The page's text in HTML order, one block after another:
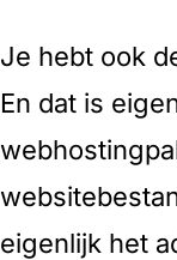
Je hebt ook
En dat is
eigenlijk het